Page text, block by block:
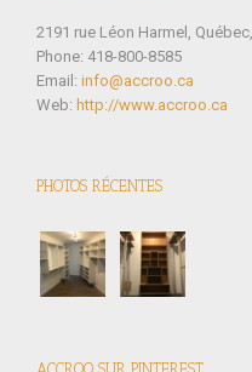
2191 rue Léon Harmel,
Phone: 418-800-8585
Email: info@accroo.ca
Web: http://www.accroo.ca
PHOTOS RÉCENTES